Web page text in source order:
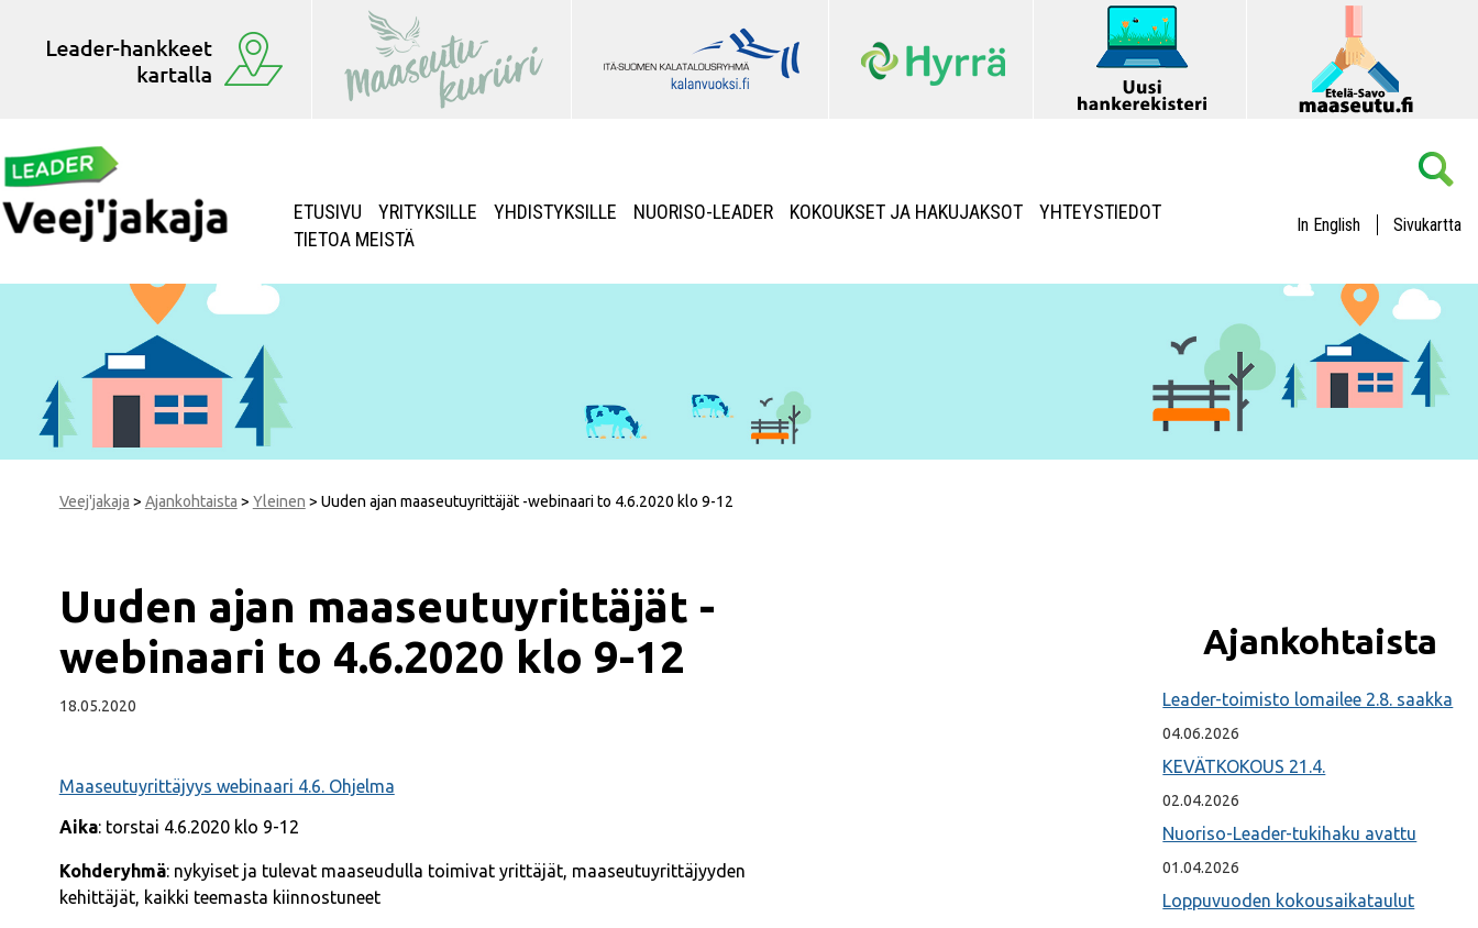
ETUSIVU YRITYKSILLE YHDISTYKSILLE NUORISO-LEADER KOKOUKSET JA HAKUJAKSOT
YHTEYSTIEDOT
TIETOA MEISTÄ
In English Sivukartta
Veej'jakaja > Ajankohtaista > Yleinen > Uuden ajan maaseutuyrittäjät -webinaari to 4.6.2020 klo 9-12
Uuden ajan maaseutuyrittäjät -
webinaari to 4.6.2020 klo 9-12
18.05.2020
Maaseutuyrittäjyys webinaari 4.6. Ohjelma
Aika: torstai 4.6.2020 klo 9-12
Kohderyhmä: nykyiset ja tulevat maaseudulla toimivat yrittäjät, maaseutuyrittäjyyden
kehittäjät, kaikki teemasta kiinnostuneet
Ajankohtaista
Leader-toimisto lomailee 2.8. saakka
04.06.2026
KEVÄTKOKOUS 21.4.
02.04.2026
Nuoriso-Leader-tukihaku avattu
01.04.2026
Loppuvuoden kokousaikataulut